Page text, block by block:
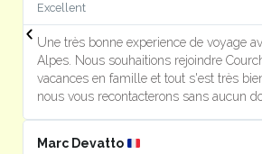
Excellent
Une très bonne experience de voyage
Alpes. Nous souhaitions rejoindre
vacances en famille et tout s'est très
nous vous recontacterons sans aucun
Marc Devatto